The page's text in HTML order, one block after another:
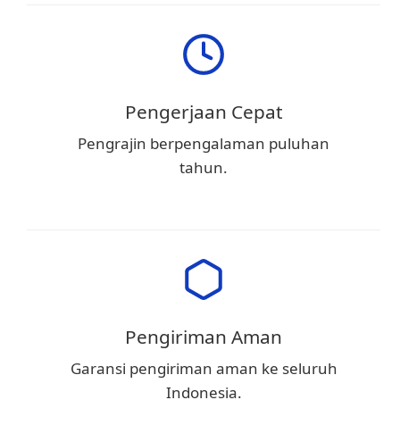
Pengerjaan Cepat
Pengrajin berpengalaman puluhan
tahun.
Pengiriman Aman
Garansi pengiriman aman ke seluruh
Indonesia.